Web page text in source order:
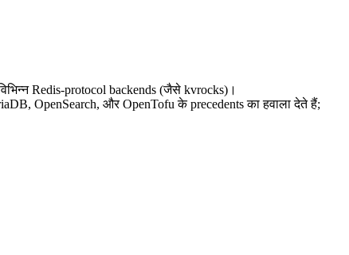
Redis-protocol backends (जैसे kvrocks)।
OpenSearch, और OpenTofu के precedents का हवाला देते हैं;